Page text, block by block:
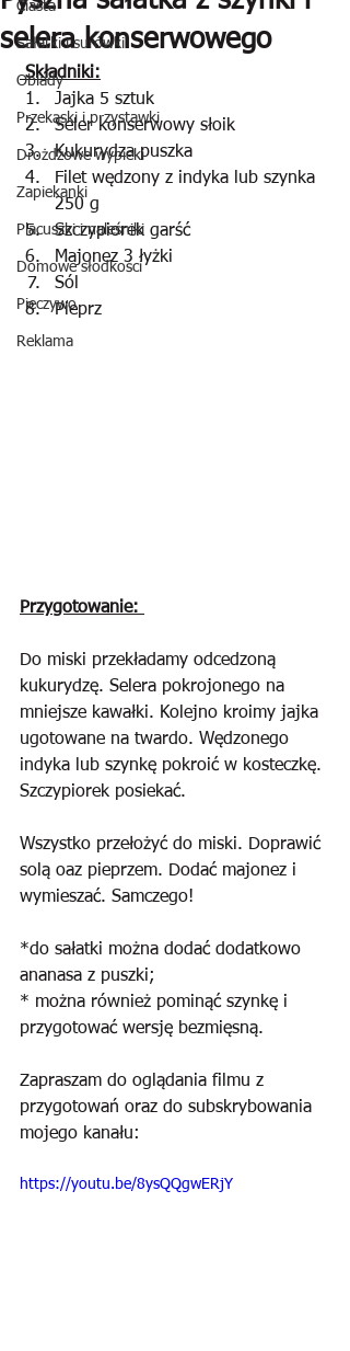
Ciasta
Sałatki i surówki
Obiady
Przekąski i przystawki
Drożdżowe wypieki
Zapiekanki
Placuszki i naleśniki
Domowe słodkości
Pieczywo
Reklama
selera konserwowego
Składniki:
Jajka 5 sztuk
Seler konserwowy słoik
Kukurydza puszka
Filet wędzony z indyka lub szynka
250 g
Szczypiorek garść
Majonez 3 łyżki
Sól
Pieprz
Przygotowanie:
Do miski przekładamy odcedzoną
kukurydzę. Selera pokrojonego na
mniejsze kawałki. Kolejno kroimy jajka
ugotowane na twardo. Wędzonego
indyka lub szynkę pokroić w kosteczkę.
Szczypiorek posiekać.
Wszystko przełożyć do miski. Doprawić
solą oaz pieprzem. Dodać majonez i
wymieszać. Samczego!
*do sałatki można dodać dodatkowo
ananasa z puszki;
* można również pominąć szynkę i
przygotować wersję bezmięsną.
Zapraszam do oglądania filmu z
przygotowań oraz do subskrybowania
mojego kanału:
https://youtu.be/8ysQQgwERjY